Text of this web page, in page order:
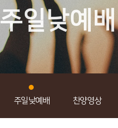
주일낮예배
주일낮예배 찬양영상